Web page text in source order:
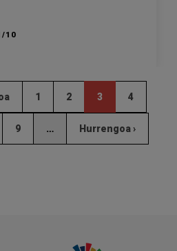
10
1 2 3 4
9 … Hurrengoa ›